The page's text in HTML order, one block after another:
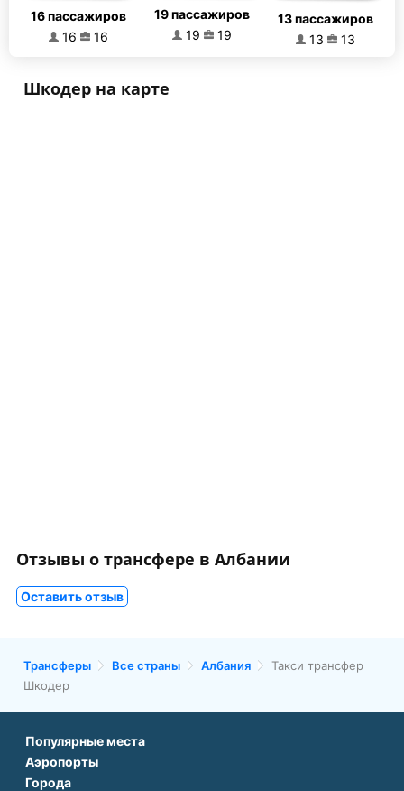
16 пассажиров
16
16
19 пассажиров
19
19
13 пассажиров
13
13
Шкодер на карте
Отзывы о трансфере в Албании
Оставить отзыв
Трансферы Все страны Албания
Такси трансфер
Шкодер
Популярные места
Аэропорт Подгорицы
Аэропорты
Города